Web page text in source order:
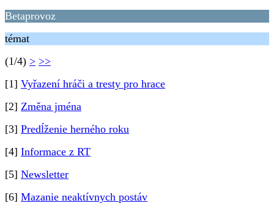
Betaprovoz
témat
(1/4) > >>
[1] Vyřazení hráči a tresty pro hrace
[2] Změna jména
[3] Predĺženie herného roku
[4] Informace z RT
[5] Newsletter
[6] Mazanie neaktívnych postáv